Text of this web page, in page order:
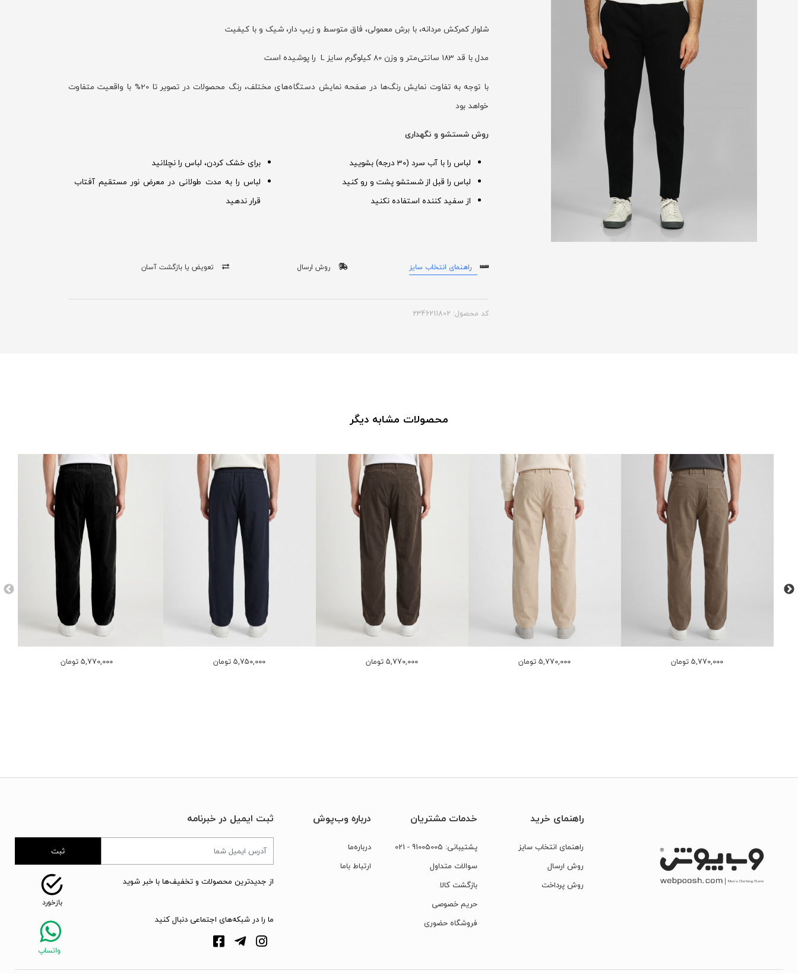
شلوار کمرکش مردانه، با برش معمولی، فاق متوسط و زیپ دار، شیک و با کیفیت
مدل با قد 183 سانتی‌متر و وزن 80 کیلوگرم سایز L را پوشیده است
با توجه به تفاوت نمایش رنگ‌ها در صفحه نمایش دستگاه‌های مختلف، رنگ محصولات در تصویر تا 20% با واقعیت متفاوت
خواهد بود
روش شستشو و نگهداری
لباس را با آب سرد (30 درجه) بشویید
لباس را قبل از شستشو پشت و رو کنید
از سفید کننده استفاده نکنید
برای خشک کردن، لباس را نچلانید
لباس را به مدت طولانی در معرض نور مستقیم آفتاب
قرار ندهید
راهنمای انتخاب سایز روش ارسال تعویض یا بازگشت آسان
کد محصول: 2346211802
محصولات مشابه دیگر
5,770,000 تومان 5,750,000 تومان 5,770,000 تومان 5,770,000 تومان 5,770,000 تومان
راهنمای خرید
راهنمای انتخاب سایز
روش ارسال
روش پرداخت
خدمات مشتریان
پشتیبانی: 91005005
- 021
سوالات متداول
بازگشت کالا
حریم خصوصی
فروشگاه حضوری
درباره وب‌پوش
درباره‌ما
ارتباط‌ با‌ما
ثبت ایمیل در خبرنامه
ثبت
از جدیدترین محصولات و تخفیف‌ها با خبر شوید
ما را در شبکه‌های اجتماعی دنبال کنید